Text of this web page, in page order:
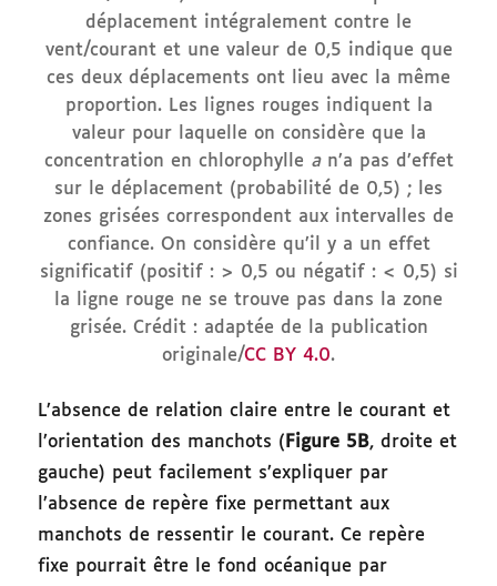
déplacement intégralement contre le
vent/courant et une valeur de 0,5 indique que
ces deux déplacements ont lieu avec la même
proportion. Les lignes rouges indiquent la
valeur pour laquelle on considère que la
concentration en chlorophylle an’a pas d’effet
sur le déplacement (probabilité de 0,5) ; les
zones grisées correspondent aux intervalles de
confiance. On considère qu’il y a un effet
significatif (positif : > 0,5 ou négatif : < 0,5) si
la ligne rouge ne se trouve pas dans la zone
grisée. Crédit : adaptée de la publication
originale/CC BY 4.0.
L’absence de relation claire entre le courant et
l’orientation des manchots ( Figure 5B, droite et
gauche) peut facilement s’expliquer par
l’absence de repère fixe permettant aux
manchots de ressentir le courant. Ce repère
fixe pourrait être le fond océanique par